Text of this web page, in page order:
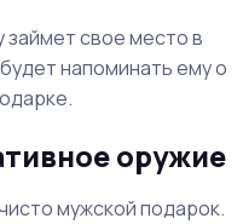
свое место в
напоминать ему о
оружие
мужской подарок.